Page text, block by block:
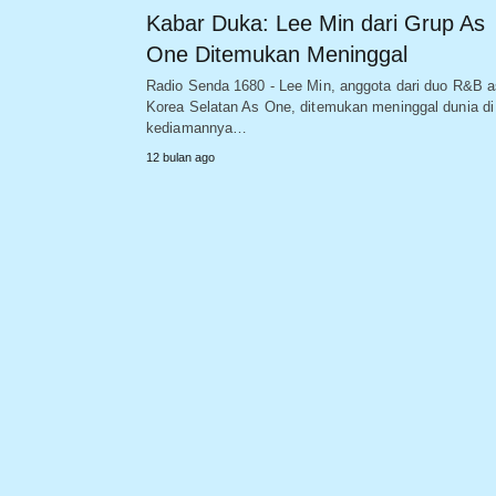
Kabar Duka: Lee Min dari Grup As
One Ditemukan Meninggal
Radio Senda 1680 - Lee Min, anggota dari duo R&B
Korea Selatan As One, ditemukan meninggal dunia di
kediamannya…
12 bulan ago